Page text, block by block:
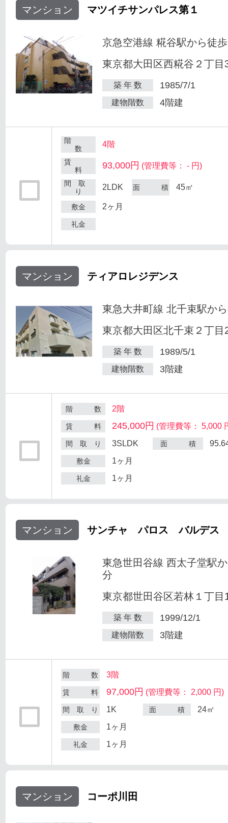
マンション マツイチサンパレス第１
京急空港線 糀谷駅から徒
東京都大田区西糀谷２丁目
築 年 数 1985/7/1
建物階数 4階建
階
数
4階
賃
料
93,000円 (管理費等： - 円)
間 取
り
2LDK 面 積 45㎡
敷金 2ヶ月
礼金
マンション ティアロレジデンス
東急大井町線 北千束駅か
東京都大田区北千束２丁目
築 年 数 1989/5/1
建物階数 3階建
階 数 2階
賃 料 245,000円 (管理費等： 5,000
間 取 り 3SLDK 面 積
敷金 1ヶ月
礼金 1ヶ月
マンション サンチャ パロス バルデス
東急世田谷線 西太子堂駅
分
東京都世田谷区若林１丁目
築 年 数 1999/12/1
建物階数 3階建
階 数 3階
賃 料 97,000円 (管理費等： 2,000 円)
間 取 り 1K 面 積 24㎡
敷金 1ヶ月
礼金 1ヶ月
マンション コーポ川田